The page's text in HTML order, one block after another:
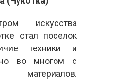
искусства
стал поселок
техники и
во многом с
материалов.